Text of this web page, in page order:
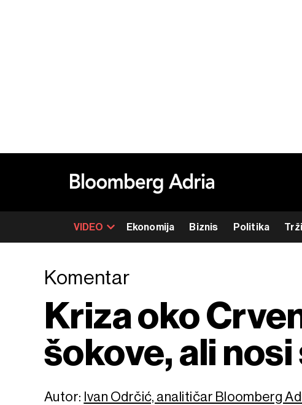
VIDEO Ekonomija Biznis Politika
Komentar
Kriza oko
šokove, ali
Autor: Ivan Odrčić, analitičar Bloomberg